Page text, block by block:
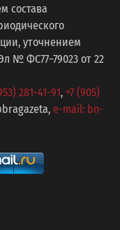
состава
уточнением
№ ФС77−79023 от 22
281-41-91, +7 (905)
e-mail: bn-